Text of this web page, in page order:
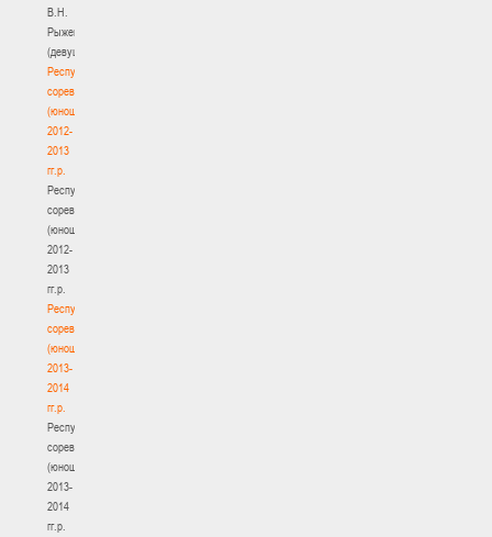
В.Н.
Рыженкова
(девушки)
Республиканские
соревнования
(юноши)
2012-
2013
гг.р.
Республиканские
соревнования
(юноши)
2012-
2013
гг.р.
Республиканские
соревнования
(юноши)
2013-
2014
гг.р.
Республиканские
соревнования
(юноши)
2013-
2014
гг.р.